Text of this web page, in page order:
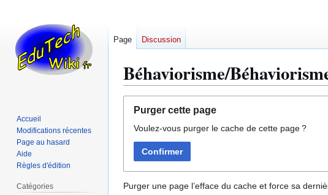
Béhaviorisme/
navigation
recherche
Purger cette page
Voulez-vous purger le cache de cette page ?
Confirmer
Purger une page l’efface du cache et force sa
Page Discussion
Accueil
Modifications récentes
Page au hasard
Aide
Règles d'édition
Catégories